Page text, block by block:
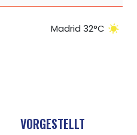
Madrid 32°C
VORGESTELLT